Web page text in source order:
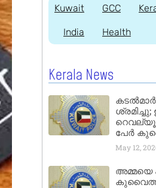
Kuwait GCC
India Health
Kerala News
പേർ
May 12,